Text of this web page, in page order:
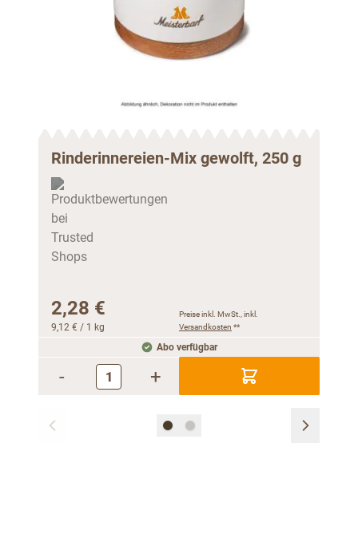
Rinderinnereien-Mix gewolft, 250 g
2,28 €
9,12 € / 1 kg
Preise inkl. MwSt., inkl.
Versandkosten **
Abo verfügbar
- +